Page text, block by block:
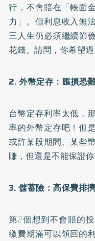
行，不會賠在「帳面
力」。但利息收入無
三人生仍必須繼續節
花錢。請問，你希望
2. 外幣定存：匯損恐
台幣定存利率太低，
率的外幣定存吧！但
或許某段期間、某些
賺，但還是不能保證
3. 儲蓄險：高保費排
第2個想到不會賠的
繳費期滿可以領回的